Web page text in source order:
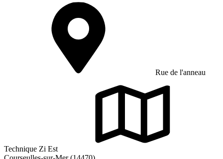
Rue de l'anneau
Technique Zi Est